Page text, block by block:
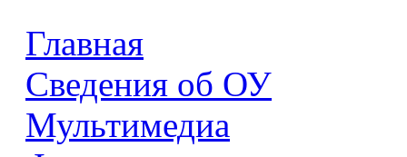
Главная
Сведения об ОУ
Мультимедиа